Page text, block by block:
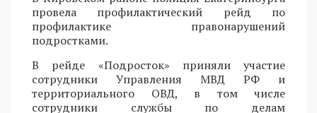
провела профилактический рейд по
профилактике правонарушений
подростками.
В рейде «Подросток» приняли участие
сотрудники Управления МВД РФ и
территориального ОВД, в том числе
сотрудники службы по делам